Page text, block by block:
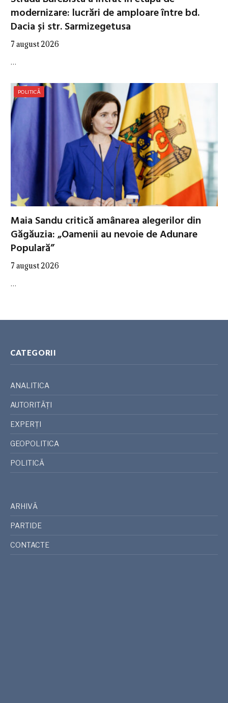
modernizare: lucrări de amploare între bd.
Dacia și str. Sarmizegetusa
7 august 2026
…
POLITICĂ
Maia Sandu critică amânarea alegerilor din
Găgăuzia: „Oamenii au nevoie de Adunare
Populară”
7 august 2026
…
CATEGORII
ANALITICA
AUTORITĂȚI
EXPERȚI
GEOPOLITICA
POLITICĂ
ARHIVĂ
PARTIDE
CONTACTE